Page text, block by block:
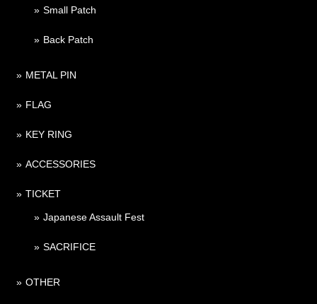
Small Patch
Back Patch
METAL PIN
FLAG
KEY RING
ACCESSORIES
TICKET
Japanese Assault Fest
SACRIFICE
OTHER